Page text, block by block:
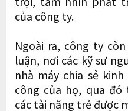
của công ty.
Ngoài ra, công ty
luận, nơi các kỹ sư
nhà máy chia sẻ
công của họ, qua
các tài năng trẻ được